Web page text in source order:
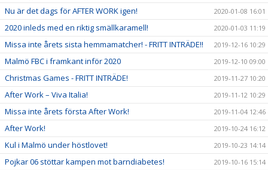
Nu är det dags för AFTER WORK igen! 2020-01-08 16:01
2020 inleds med en riktig smällkaramell! 2020-01-03 11:19
Missa inte årets sista hemmamatcher! - FRITT INTRÄDE!! 2019-12-16 10:29
Malmö FBC i framkant inför 2020 2019-12-10 09:00
Christmas Games - FRITT INTRÄDE! 2019-11-27 10:20
After Work – Viva Italia! 2019-11-12 10:29
Missa inte årets första After Work! 2019-11-04 12:46
After Work! 2019-10-24 16:12
Kul i Malmö under höstlovet! 2019-10-23 14:14
Pojkar 06 stöttar kampen mot barndiabetes! 2019-10-16 15:14